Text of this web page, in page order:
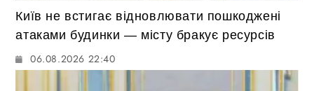
Київ не встигає відновлювати пошкоджені
атаками будинки — місту бракує ресурсів
06.08.2026 22:40